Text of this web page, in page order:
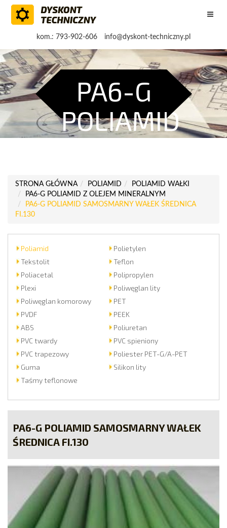
kom.: 793-902-606 info@dyskont-techniczny.pl
PA6-G
POLIAMID
STRONA GŁÓWNA POLIAMID
POLIAMID WAŁKI
PA6-G POLIAMID Z OLEJEM MINERALNYM
PA6-G POLIAMID SAMOSMARNY WAŁEK ŚREDNICA
FI.130
Poliamid
Polietylen
Tekstolit
Teflon
Poliacetal
Polipropylen
Plexi
Poliwęglan lity
Poliwęglan komorowy
PET
PVDF
PEEK
ABS
Poliuretan
PVC twardy
PVC spieniony
PVC trapezowy
Poliester PET-G/A-PET
Guma
Silikon lity
Taśmy teflonowe
PA6-G POLIAMID SAMOSMARNY WAŁEK
ŚREDNICA FI.130